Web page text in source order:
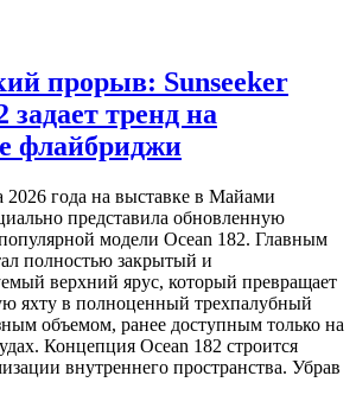
прорыв: Sunseeker
задает тренд на
флайбриджи
2026 года на выставке в Майами
представила обновленную
модели Ocean 182. Главным
полностью закрытый и
верхний ярус, который превращает
яхту в полноценный трехпалубный
объемом, ранее доступным только на
Концепция Ocean 182 строится
внутреннего пространства. Убрав